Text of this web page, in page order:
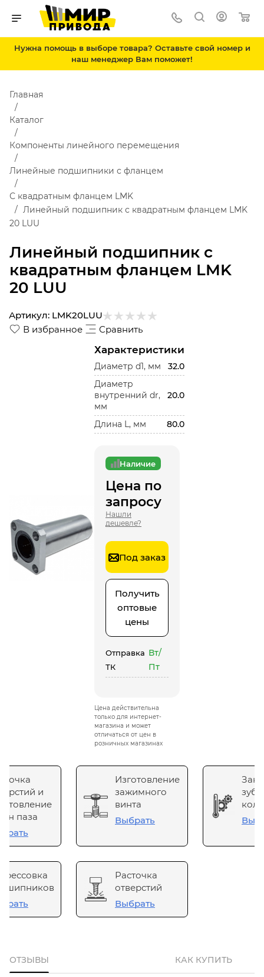
Нужна помощь в выборе товара? Оставьте свой номер и
наш менеджер Вам поможет!
Линейный подшипник с
квадратным фланцем LMK
20 LUU
Главная
Каталог
Компоненты линейного перемещения
Линейные подшипники с фланцем
С квадратным фланцем LMK
Линейный подшипник с квадратным фланцем LMK
20 LUU
В избранное Сравнить
Артикул: LMK20LUU
Характеристики
Диаметр d1, мм
32.0
Диаметр
внутренний dr,
мм
20.0
Длина L, мм 80.0
Наличие
Цена по
запросу
Нашли
дешевле?
Под заказ
Получить
оптовые
цены
Отправка
ТК
Вт/
Пт
Цена действительна
только для интернет-
магазина и может
отличаться от цен в
розничных магазинах
и
паза
Изготовление
зажимного
винта
Выбрать
Расточка
отверстий
Выбрать
ОТЗЫВЫ КАК КУПИТЬ